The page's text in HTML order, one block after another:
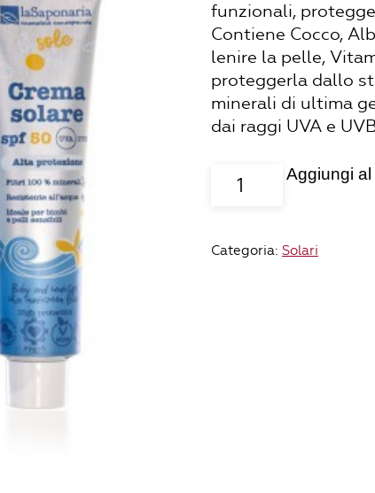
funzionali,
Contiene Cocco,
lenire la pelle,
proteggerla dallo
minerali di ultima
dai raggi UVA e
Crema
solare
saponaria
Aggiungi al
Categoria: Solari